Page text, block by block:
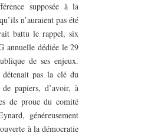
supposée à la
n’auraient pas été
battu le rappel, six
annuelle dédiée le 29
de ses enjeux.
pas la clé du
papiers, d’avoir, à
de proue du comité
généreusement
à la démocratie